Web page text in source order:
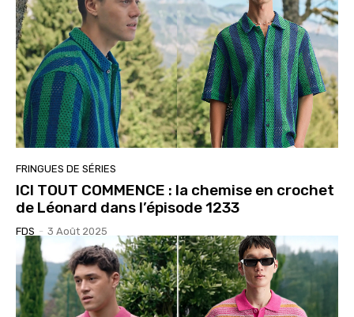
FRINGUES DE SÉRIES
ICI TOUT COMMENCE : la chemise en crochet
de Léonard dans l’épisode 1233
FDS - 3 Août 2025